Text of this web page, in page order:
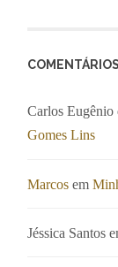
COMENTÁRIOS
Carlos Eugênio
Gomes Lins
Marcos em
Jéssica Santos